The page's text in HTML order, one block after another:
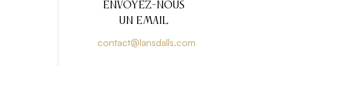
Envoyez-nous
un email
contact@lansdalls.com